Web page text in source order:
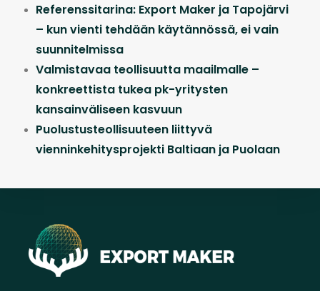
Referenssitarina: Export Maker ja Tapojärvi
– kun vienti tehdään käytännössä, ei vain
suunnitelmissa
Valmistavaa teollisuutta maailmalle –
konkreettista tukea pk-yritysten
kansainväliseen kasvuun
Puolustusteollisuuteen liittyvä
vienninkehitysprojekti Baltiaan ja Puolaan